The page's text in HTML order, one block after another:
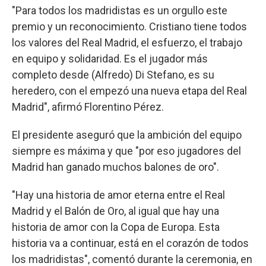
"Para todos los madridistas es un orgullo este
premio y un reconocimiento. Cristiano tiene todos
los valores del Real Madrid, el esfuerzo, el trabajo
en equipo y solidaridad. Es el jugador más
completo desde (Alfredo) Di Stefano, es su
heredero, con el empezó una nueva etapa del Real
Madrid", afirmó Florentino Pérez.
El presidente aseguró que la ambición del equipo
siempre es máxima y que "por eso jugadores del
Madrid han ganado muchos balones de oro".
"Hay una historia de amor eterna entre el Real
Madrid y el Balón de Oro, al igual que hay una
historia de amor con la Copa de Europa. Esta
historia va a continuar, está en el corazón de todos
los madridistas", comentó durante la ceremonia, en